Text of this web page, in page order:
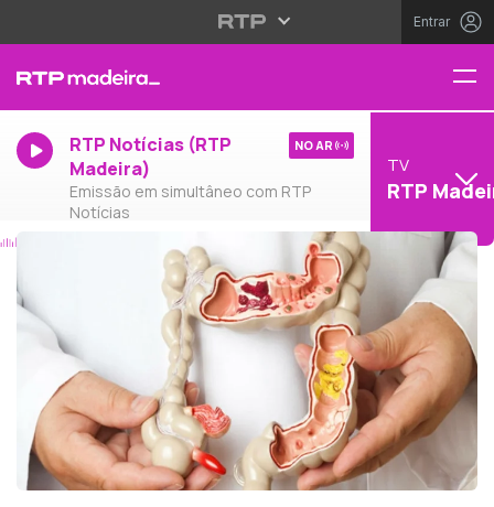
Entrar
RTP Notícias (RTP
Madeira)
Emissão em simultâneo com RTP
Notícias
NO AR
TV
RTP